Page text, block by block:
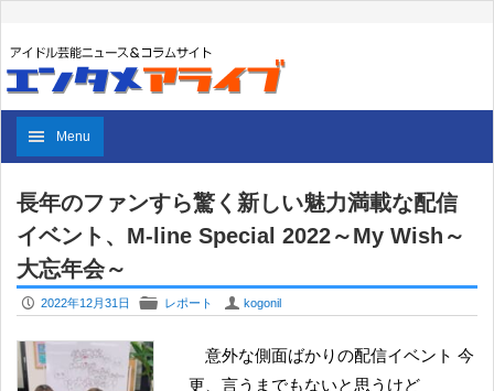
Menu
長年のファンすら驚く新しい魅力満載な配信
イベント、M-line Special 2022～My Wish～
大忘年会～
P 2022年12月31日 F レポート U kogonil
意外な側面ばかりの配信イベント 今
更、言うまでもないと思うけど